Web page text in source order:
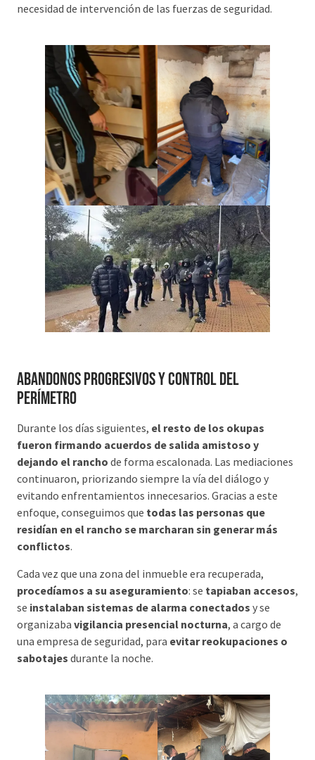
necesidad de intervención de las fuerzas de seguridad.
Abandonos progresivos y control del
perímetro
Durante los días siguientes, el resto de los okupas
fueron firmando acuerdos de salida amistoso y
dejando el rancho de forma escalonada. Las mediaciones
continuaron, priorizando siempre la vía del diálogo y
evitando enfrentamientos innecesarios. Gracias a este
enfoque, conseguimos que todas las personas que
residían en el rancho se marcharan sin generar más
conflictos.
Cada vez que una zona del inmueble era recuperada,
procedíamos a su aseguramiento: se tapiaban accesos,
se instalaban sistemas de alarma conectados y se
organizaba vigilancia presencial nocturna, a cargo de
una empresa de seguridad, para evitar reokupaciones o
sabotajes durante la noche.